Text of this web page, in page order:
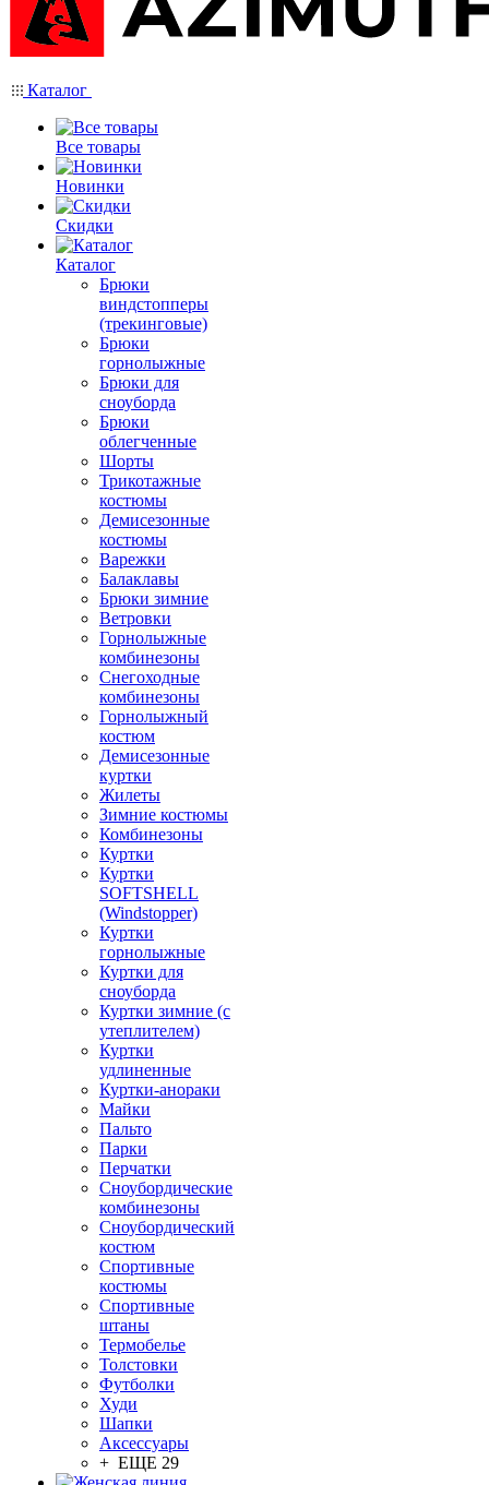
Каталог
Все товары
Новинки
Скидки
Каталог
Брюки
виндстопперы
(трекинговые)
Брюки
горнолыжные
Брюки для
сноуборда
Брюки
облегченные
Шорты
Трикотажные
костюмы
Демисезонные
костюмы
Варежки
Балаклавы
Брюки зимние
Ветровки
Горнолыжные
комбинезоны
Снегоходные
комбинезоны
Горнолыжный
костюм
Демисезонные
куртки
Жилеты
Зимние костюмы
Комбинезоны
Куртки
Куртки
SOFTSHELL
(Windstopper)
Куртки
горнолыжные
Куртки для
сноуборда
Куртки зимние (с
утеплителем)
Куртки
удлиненные
Куртки-анораки
Майки
Пальто
Парки
Перчатки
Сноубордические
комбинезоны
Сноубордический
костюм
Спортивные
костюмы
Спортивные
штаны
Термобелье
Толстовки
Футболки
Худи
Шапки
Аксессуары
+ ЕЩЕ 29